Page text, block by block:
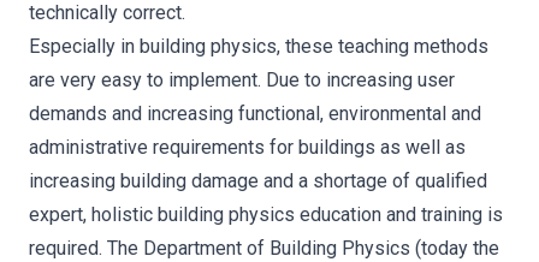
technically correct.
Especially in building physics, these teaching methods
are very easy to implement. Due to increasing user
demands and increasing functional, environmental and
administrative requirements for buildings as well as
increasing building damage and a shortage of qualified
expert, holistic building physics education and training is
required. The Department of Building Physics (today the